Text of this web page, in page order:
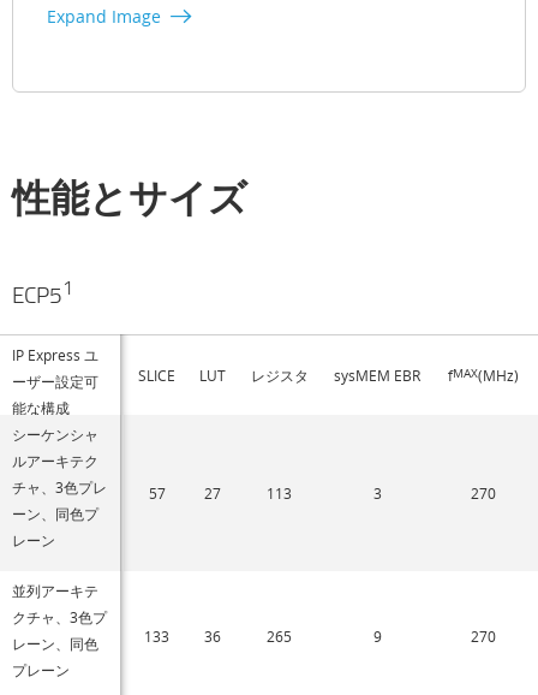
Expand Image
性能とサイズ
ECP51
IP Express ユ
ーザー設定可
能な構成
SLICE LUT レジスタ sysMEM EBR fMAX(MHz)
シーケンシャ
ルアーキテク
チャ、3色プレ
ーン、同色プ
レーン
57 27 113 3 270
並列アーキテ
クチャ、3色プ
レーン、同色
プレーン
133 36 265 9 270